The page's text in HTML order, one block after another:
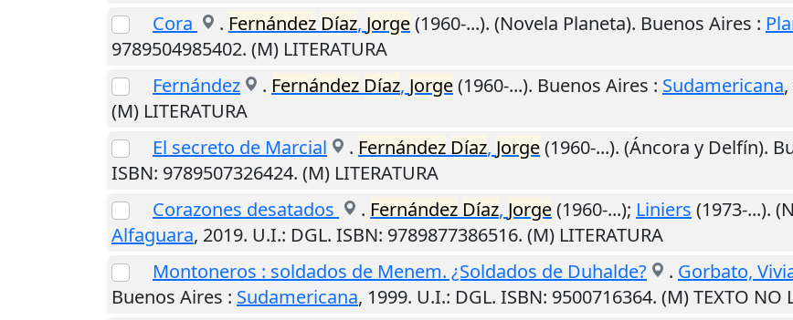
Cora
. Fernández Díaz, Jorge(1960-...). (Novela Planeta). Buenos Aires :
9789504985402. (M) LITERATURA
Fernández
. Fernández Díaz, Jorge(1960-...). Buenos Aires : Sudamericana,
(M) LITERATURA
El secreto de Marcial
. Fernández Díaz, Jorge(1960-...). (Áncora y Delfín).
ISBN: 9789507326424. (M) LITERATURA
Corazones desatados
. Fernández Díaz, Jorge(1960-...); Liniers (1973-...).
Alfaguara, 2019. U.I.: DGL. ISBN: 9789877386516. (M) LITERATURA
Montoneros : soldados de Menem. ¿Soldados de Duhalde?
. Gorbato,
Buenos Aires : Sudamericana, 1999. U.I.: DGL. ISBN: 9500716364. (M) TEXTO NO